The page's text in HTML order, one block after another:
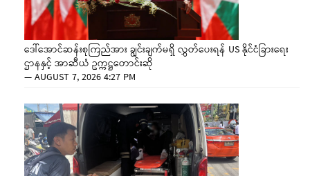
ဒေါ်အောင်ဆန်းစုကြည်အား ချွင်းချက်မရှိ လွှတ်ပေးရန် US နိုင်ငံခြားရေး
ဌာနနှင့် အာဆီယံ ဥက္ကဋ္ဌတောင်းဆို
—AUGUST 7, 2026 4:27 PM